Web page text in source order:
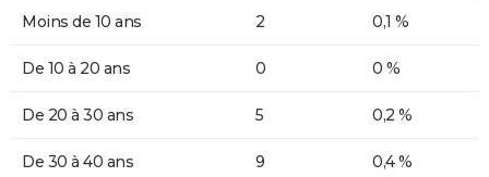
Moins de 10 ans 2 0,1 %
De 10 à 20 ans 0 0 %
De 20 à 30 ans 5 0,2 %
De 30 à 40 ans 9 0,4 %